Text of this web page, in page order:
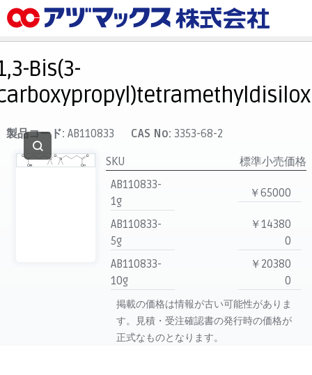
メニュー
お気に入り
カート
マイアカウント
主要取扱ブランド
Bis(3-
製品コード: AB110833 CAS No: 3353-68-2
SKU
標準小売価格
AB110833-
1g
￥65000
AB110833-
5g
￥14380
0
AB110833-
10g
￥20380
0
掲載の価格は情報が古い可能性がありま
す。見積・受注確認書の発行時の価格が
正式なものとなります。